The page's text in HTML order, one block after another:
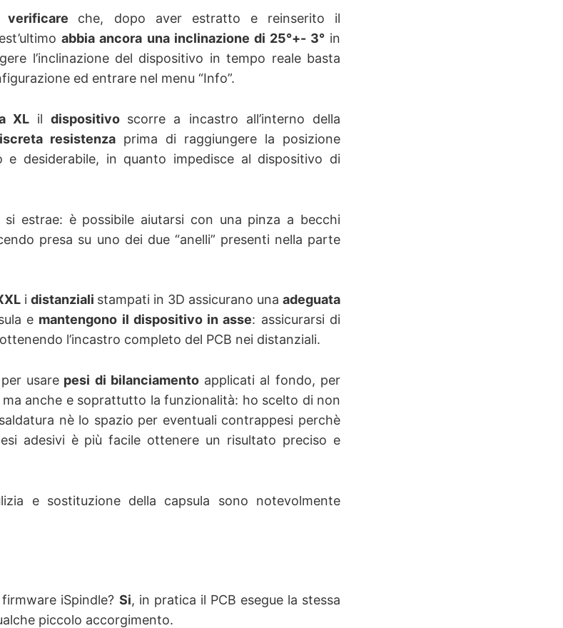
verificare che, dopo aver estratto e reinserito il
abbia ancora una inclinazione di 25°+- 3°in
l’inclinazione del dispositivo in tempo reale basta
ed entrare nel menu “Info”.
XLildispositivo scorre a incastro all’interno della
resistenza prima di raggiungere la posizione
desiderabile, in quanto impedisce al dispositivo di
estrae: è possibile aiutarsi con una pinza a becchi
presa su uno dei due “anelli” presenti nella parte
i distanziali stampati in 3D assicurano una adeguata
e mantengono il dispositivo in asse: assicurarsi di
l’incastro completo del PCB nei distanziali.
per usare pesi di bilanciamentoapplicati al fondo, per
ma anche e soprattutto la funzionalità: ho scelto di non
nè lo spazio per eventuali contrappesi perchè
adesivi è più facile ottenere un risultato preciso e
e sostituzione della capsula sono notevolmente
iSpindle? Si, in pratica il PCB esegue la stessa
piccolo accorgimento.